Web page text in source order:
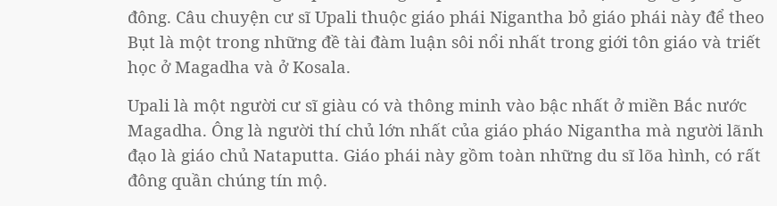
đông. Câu chuyện cư sĩ Upali thuộc giáo phái Nigantha bỏ giáo phái này để theo
Bụt là một trong những đề tài đàm luận sôi nổi nhất trong giới tôn giáo và triết
học ở Magadha và ở Kosala.
Upali là một người cư sĩ giàu có và thông minh vào bậc nhất ở miền Bắc nước
Magadha. Ông là người thí chủ lớn nhất của giáo pháo Nigantha mà người lãnh
đạo là giáo chủ Nataputta. Giáo phái này gồm toàn những du sĩ lõa hình, có rất
đông quần chúng tín mộ.